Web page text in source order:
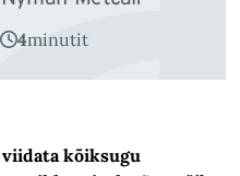
4minutit
kõiksugu